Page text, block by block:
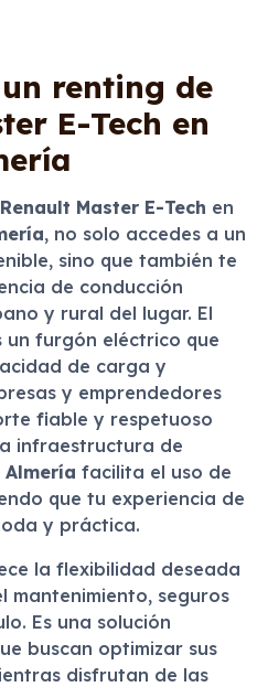
renting de
E-Tech en
Renault Master E-Tech en
, no solo accedes a un
sino que también te
de conducción
y rural del lugar. El
un furgón eléctrico que
de carga y
y emprendedores
fiable y respetuoso
infraestructura de
Almería facilita el uso de
que tu experiencia de
y práctica.
la flexibilidad deseada
mantenimiento, seguros
Es una solución
buscan optimizar sus
disfrutan de las